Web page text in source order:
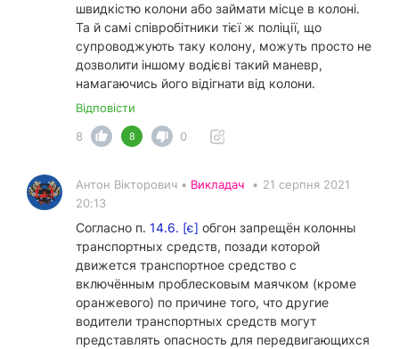
швидкістю колони або займати місце в колоні.
Та й самі співробітники тієї ж поліції, що
супроводжують таку колону, можуть просто не
дозволити іншому водієві такий маневр,
намагаючись його відігнати від колони.
Відповісти
8
8 0
Антон Вікторович • Викладач • 21 серпня 2021
20:13
Согласно п. 14.6. [є] обгон запрещён колонны
транспортных средств, позади которой
движется транспортное средство с
включённым проблесковым маячком (кроме
оранжевого) по причине того, что другие
водители транспортных средств могут
представлять опасность для передвигающихся